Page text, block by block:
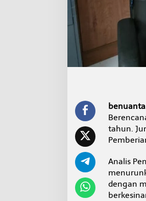
tahun.
Analis
dengan